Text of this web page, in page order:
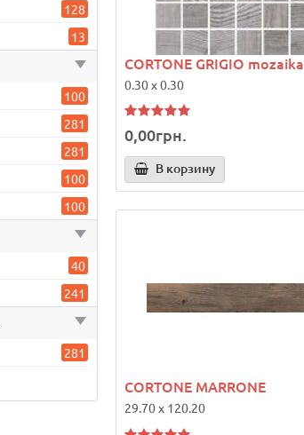
128
13
100
281
281
100
100
40
241
281
CORTONE GRIGIO mozaika
0.30 x 0.30
0,00грн.
В корзину
CORTONE MARRONE
29.70 x 120.20